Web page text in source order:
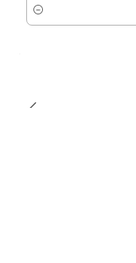
Cantidad